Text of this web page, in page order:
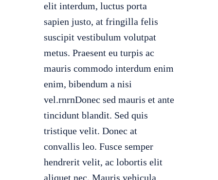
elit interdum, luctus porta
sapien justo, at fringilla felis
suscipit vestibulum volutpat
metus. Praesent eu turpis ac
mauris commodo interdum enim
enim, bibendum a nisi
vel.rnrnDonec sed mauris et ante
tincidunt blandit. Sed quis
tristique velit. Donec at
convallis leo. Fusce semper
hendrerit velit, ac lobortis elit
aliquet nec. Mauris vehicula